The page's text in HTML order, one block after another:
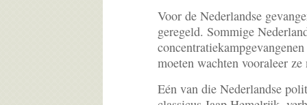
Voor de Nederlandse
geregeld. Sommige
moeten wachten vooraleer
Eén van die Nederlandse